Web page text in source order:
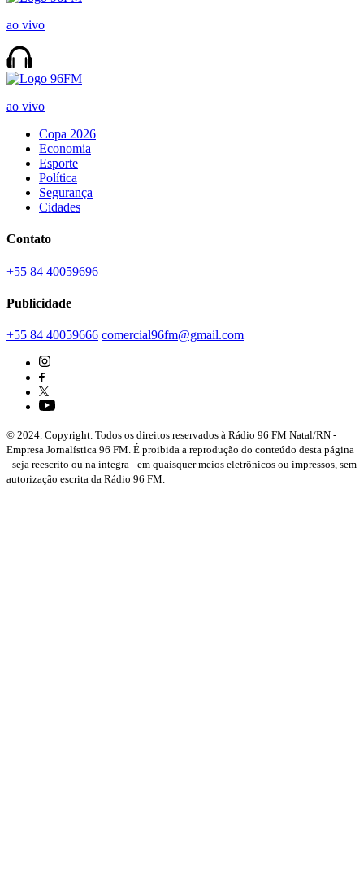
ao vivo
ao vivo
Copa 2026
Economia
Esporte
Política
Segurança
Cidades
Contato
+55 84 40059696
Publicidade
+55 84 40059666 comercial96fm@gmail.com
© 2024. Copyright. Todos os direitos reservados à Rádio 96 FM Natal/RN -
Empresa Jornalística 96 FM. É proibida a reprodução do conteúdo desta página
- seja reescrito ou na íntegra - em quaisquer meios eletrônicos ou impressos, sem
autorização escrita da Rádio 96 FM.